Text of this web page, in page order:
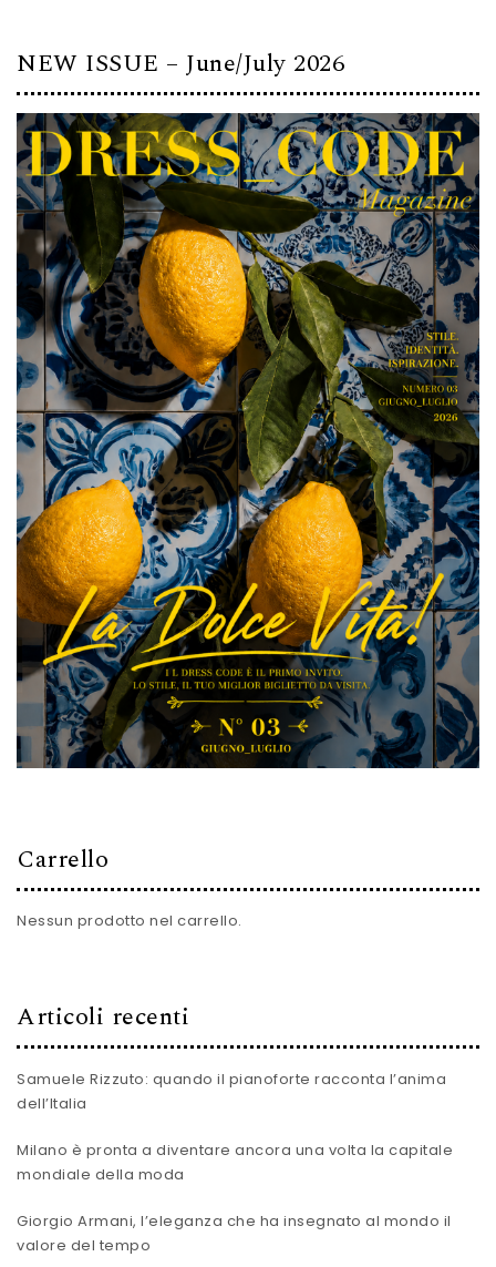
NEW ISSUE – June/July 2026
Carrello
Nessun prodotto nel carrello.
Articoli recenti
Samuele Rizzuto: quando il pianoforte racconta l’anima
dell’Italia
Milano è pronta a diventare ancora una volta la capitale
mondiale della moda
Giorgio Armani, l’eleganza che ha insegnato al mondo il
valore del tempo